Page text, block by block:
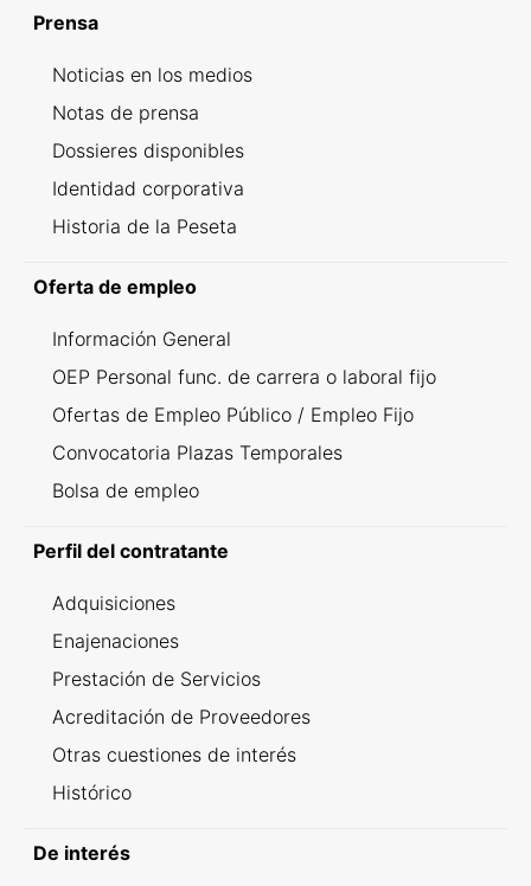
Prensa
Noticias en los medios
Notas de prensa
Dossieres disponibles
Identidad corporativa
Historia de la Peseta
Oferta de empleo
Información General
OEP Personal func. de carrera o laboral fijo
Ofertas de Empleo Público / Empleo Fijo
Convocatoria Plazas Temporales
Bolsa de empleo
Perfil del contratante
Adquisiciones
Enajenaciones
Prestación de Servicios
Acreditación de Proveedores
Otras cuestiones de interés
Histórico
De interés